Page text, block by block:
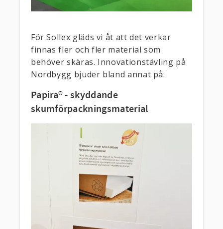
För Sollex gläds vi åt att det verkar
finnas fler och fler material som
behöver skäras. Innovationstävling på
Nordbygg bjuder bland annat på:
Papira® - skyddande
skumförpackningsmaterial